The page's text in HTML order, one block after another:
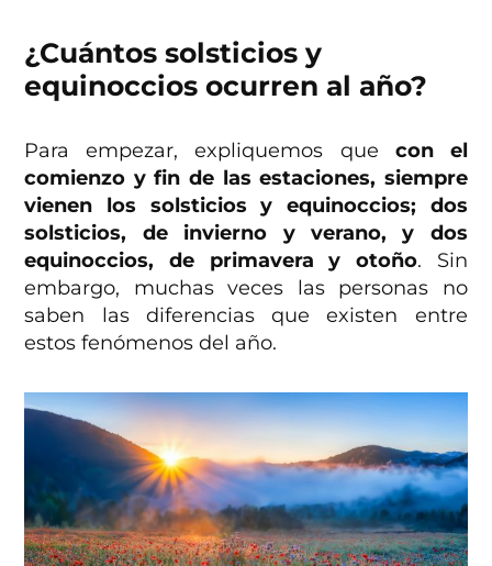
¿Cuántos solsticios y
equinoccios ocurren al año?
Para empezar, expliquemos que con el
comienzo y fin de las estaciones, siempre
vienen los solsticios y equinoccios; dos
solsticios, de invierno y verano, y dos
equinoccios, de primavera y otoño. Sin
embargo, muchas veces las personas no
saben las diferencias que existen entre
estos fenómenos del año.